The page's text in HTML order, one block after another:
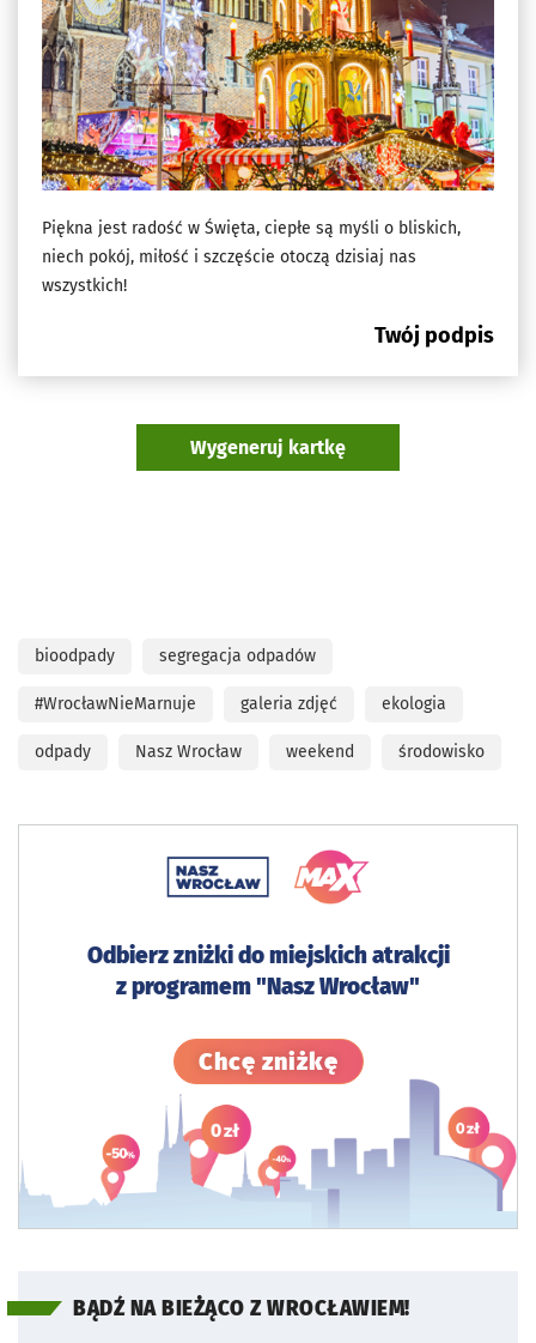
Piękna jest radość w Święta, ciepłe są myśli o bliskich,
niech pokój, miłość i szczęście otoczą dzisiaj nas
wszystkich!
Twój podpis
bioodpady segregacja odpadów
#WrocławNieMarnuje galeria zdjęć ekologia
odpady Nasz Wrocław weekend środowisko
Odbierz zniżki do miejskich atrakcji
z programem "Nasz Wrocław"
Chcę zniżkęSprawdź
BĄDŹ NA BIEŻĄCO Z WROCŁAWIEM!